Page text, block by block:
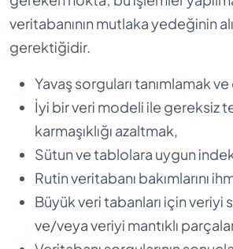
veritabanının mutlaka yedeğinin
gerektiğidir.
Yavaş sorguları tanımlamak
İyi bir veri modeli ile gereksiz
karmaşıklığı azaltmak,
Sütun ve tablolara uygun
Rutin veritabanı bakımlarını
Büyük veri tabanları için veriyi
ve/veya veriyi mantıklı